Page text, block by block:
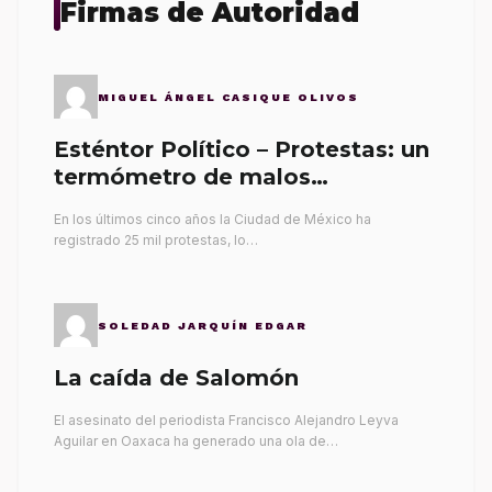
Firmas de Autoridad
MIGUEL ÁNGEL CASIQUE OLIVOS
Esténtor Político – Protestas: un
termómetro de malos
En los últimos cinco años la Ciudad de México ha
registrado 25 mil protestas, lo…
SOLEDAD JARQUÍN EDGAR
La caída de Salomón
El asesinato del periodista Francisco Alejandro Leyva
Aguilar en Oaxaca ha generado una ola de…